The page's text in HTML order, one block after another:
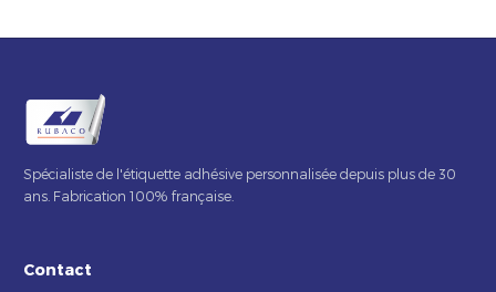
Spécialiste de l'étiquette adhésive personnalisée depuis plus de 30
ans. Fabrication 100% française.
Contact